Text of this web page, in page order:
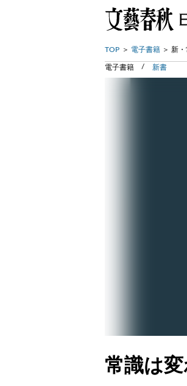
TOP 電子書籍 新・
電子書籍 新書
常識は